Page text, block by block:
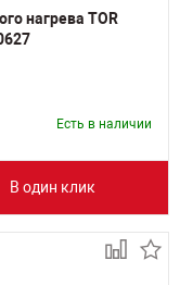
нагрева TOR
Есть в наличии
В один клик